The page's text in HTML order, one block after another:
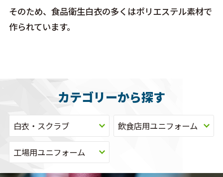
そのため、食品衛生白衣の多くはポリエステル素材で
作られています。
カテゴリーから探す
白衣・スクラブ 飲食店用ユニフォーム
工場用ユニフォーム